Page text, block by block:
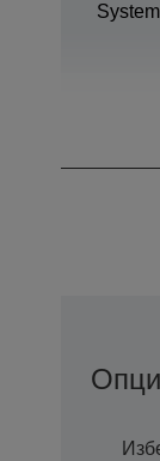
System